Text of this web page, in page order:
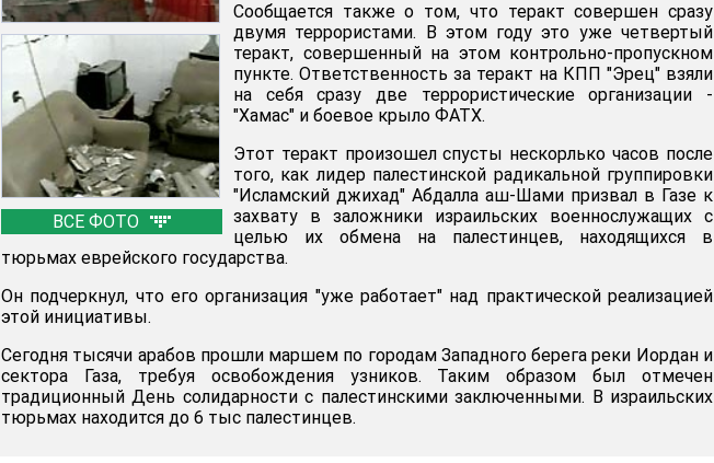
ВСЕ ФОТО
Сообщается также о том, что теракт совершен сразу
двумя террористами. В этом году это уже четвертый
теракт, совершенный на этом контрольно-пропускном
пункте. Ответственность за теракт на КПП "Эрец" взяли
на себя сразу две террористические организации -
"Хамас" и боевое крыло ФАТХ.
Этот теракт произошел спусты нескорлько часов после
того, как лидер палестинской радикальной группировки
"Исламский джихад" Абдалла аш-Шами призвал в Газе к
захвату в заложники израильских военнослужащих с
целью их обмена на палестинцев, находящихся в
тюрьмах еврейского государства.
Он подчеркнул, что его организация "уже работает" над практической реализацией
этой инициативы.
Сегодня тысячи арабов прошли маршем по городам Западного берега реки Иордан и
сектора Газа, требуя освобождения узников. Таким образом был отмечен
традиционный День солидарности с палестинскими заключенными. В израильских
тюрьмах находится до 6 тыс палестинцев.